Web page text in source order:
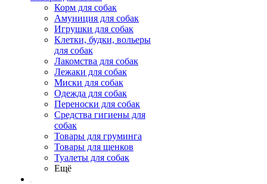
Корм для собак
Амуниция для собак
Игрушки для собак
Клетки, будки, вольеры
для собак
Лакомства для собак
Лежаки для собак
Миски для собак
Одежда для собак
Переноски для собак
Средства гигиены для
собак
Товары для груминга
Товары для щенков
Туалеты для собак
Ещё